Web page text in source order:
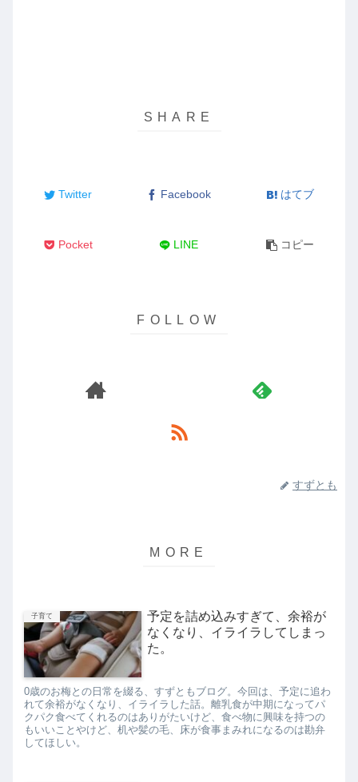
Twitter Facebook はてブ
Pocket LINE コピー
すずとも
子育て
予定を詰め込みすぎて、余裕が
なくなり、イライラしてしまっ
た。
0歳のお梅との日常を綴る、すずともブログ。今回は、予定に追わ
れて余裕がなくなり、イライラした話。離乳食が中期になってパ
クパク食べてくれるのはありがたいけど、食べ物に興味を持つの
もいいことやけど、机や髪の毛、床が食事まみれになるのは勘弁
してほしい。